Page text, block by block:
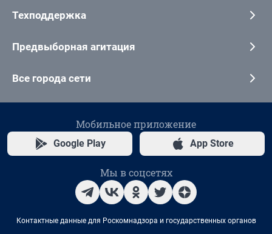
Техподдержка
Предвыборная агитация
Все города сети
Мобильное приложение
Google Play App Store
Мы в соцсетях
Контактные данные для Роскомнадзора и государственных органов